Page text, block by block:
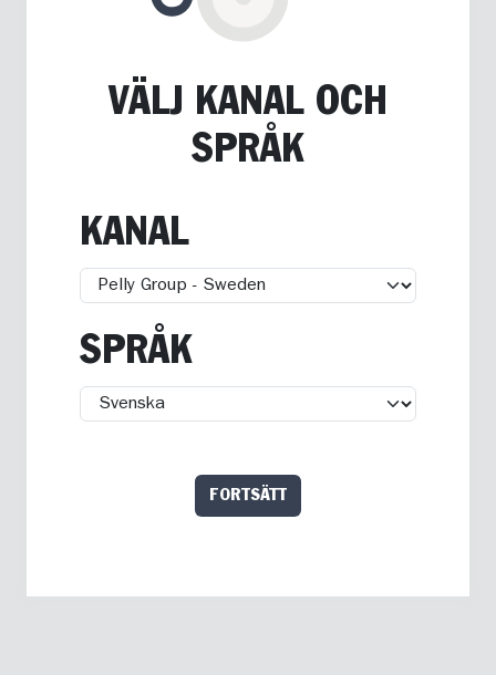
VÄLJ KANAL OCH
SPRÅK
KANAL
SPRÅK
FORTSÄTT